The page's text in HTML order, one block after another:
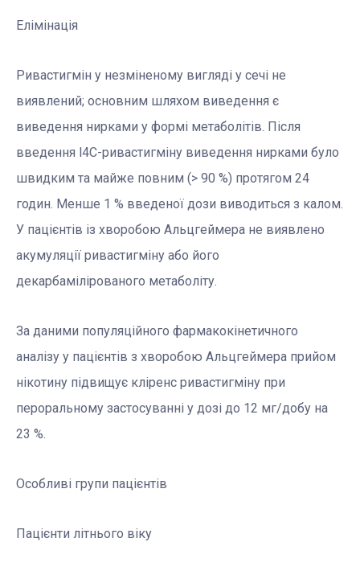
Елімінація
Ривастигмін у незміненому вигляді у сечі не
виявлений; основним шляхом виведення є
виведення нирками у формі метаболітів. Після
введення l4C-ривастигміну виведення нирками було
швидким та майже повним (> 90 %) протягом 24
годин. Менше 1 % введеної дози виводиться з калом.
У пацієнтів із хворобою Альцгеймера не виявлено
акумуляції ривастигміну або його
декарбамілірованого метаболіту.
За даними популяційного фармакокінетичного
аналізу у пацієнтів з хворобою Альцгеймера прийом
нікотину підвищує кліренс ривастигміну при
пероральному застосуванні у дозі до 12 мг/добу на
23 %.
Особливі групи пацієнтів
Пацієнти літнього віку